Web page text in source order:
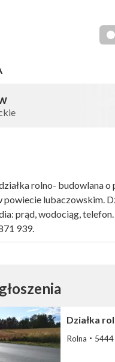
rolno- budowlana
lubaczowskim.
prąd, wodociąg,
939.
Działka
Rolna 5444